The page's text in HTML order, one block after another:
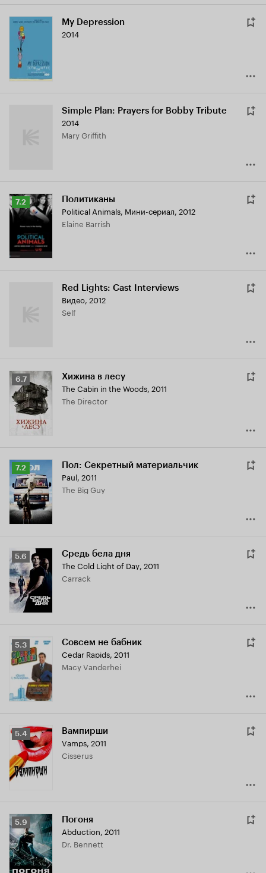
My Depression
2014
Simple Plan: Prayers for Bobby Tribute
2014
Mary Griffith
Рейтинг
Кинопоиска
7.2
7.2 Политиканы
Political Animals, Мини-сериал, 2012
Elaine Barrish
Red Lights: Cast Interviews
Видео, 2012
Self
Рейтинг
Кинопоиска
6.7
6.7 Хижина в лесу
The Cabin in the Woods, 2011
The Director
Рейтинг
Кинопоиска
7.2
7.2 Пол: Секретный материальчик
Paul, 2011
The Big Guy
Рейтинг
Кинопоиска
5.6
5.6 Средь бела дня
The Cold Light of Day, 2011
Carrack
Рейтинг
Кинопоиска
5.3
5.3 Совсем не бабник
Cedar Rapids, 2011
Macy Vanderhei
Рейтинг
Кинопоиска
5.4
5.4 Вампирши
Vamps, 2011
Cisserus
Рейтинг
Кинопоиска
5.9
5.9 Погоня
Abduction, 2011
Dr. Bennett